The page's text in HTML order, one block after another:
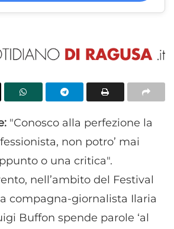
"Conosco alla perfezione la
non potro’ mai
o una critica".
nell’ambito del Festival
compagna-giornalista Ilaria
Buffon spende parole ‘al